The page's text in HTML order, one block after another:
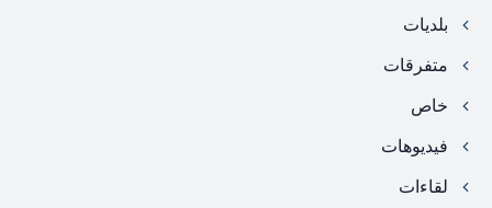
بلديات
متفرقات
خاص
فيديوهات
لقاءات